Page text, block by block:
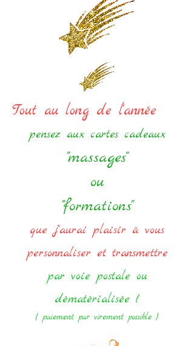
Tout au long de l'année
pensez aux cartes cadeaux
"massages"
ou
"formations"
que j'aurai plaisir à vous
personnaliser et transmettre
par voie postale ou
dématérialisée !
( paiement par virement possible )